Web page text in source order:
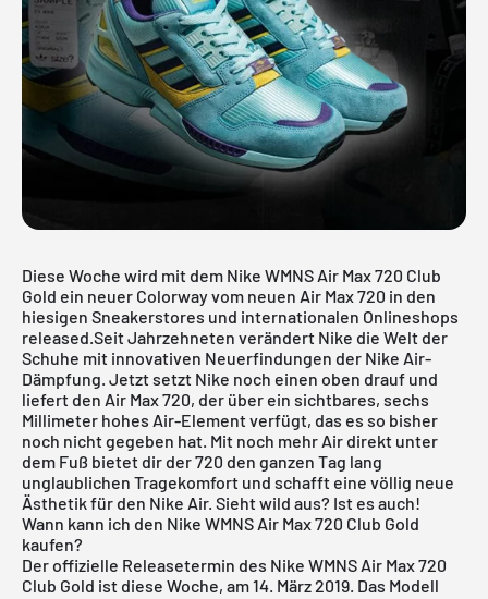
Diese Woche wird mit dem Nike WMNS Air Max720 Club
Gold ein neuer Colorway vom neuen Air Max 720 in den
hiesigen Sneakerstores und internationalen Onlineshops
released.Seit Jahrzehneten verändert Nike die Welt der
Schuhe mit innovativen Neuerfindungen der Nike Air-
Dämpfung. Jetzt setzt Nike noch einen oben drauf und
liefert den Air Max 720, der über ein sichtbares, sechs
Millimeter hohes Air-Element verfügt, das es so bisher
noch nicht gegeben hat. Mit noch mehr Air direkt unter
dem Fuß bietet dir der 720 den ganzen Tag lang
unglaublichen Tragekomfort und schafft eine völlig neue
Ästhetik für den Nike Air. Sieht wild aus? Ist es auch!
Wann kann ich den Nike WMNS Air Max 720 Club Gold
kaufen?
Der offizielle Releasetermin des Nike WMNS Air Max 720
Club Gold ist diese Woche, am 14. März 2019. Das Modell